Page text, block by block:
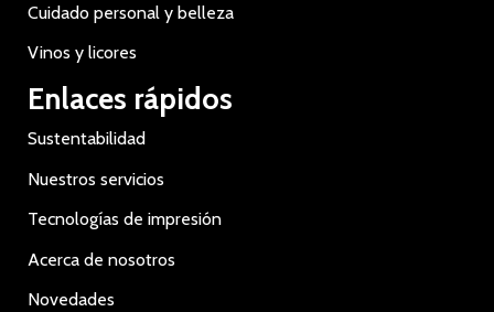
Cuidado personal y belleza
Vinos y licores
Enlaces rápidos
Sustentabilidad
Nuestros servicios
Tecnologías de impresión
Acerca de nosotros
Novedades